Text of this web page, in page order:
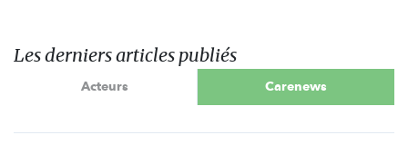
Les derniers articles publiés
Acteurs Carenews